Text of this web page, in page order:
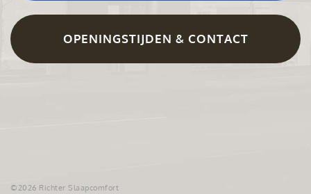
OPENINGSTIJDEN & CONTACT
©2026 Richter Slaapcomfort